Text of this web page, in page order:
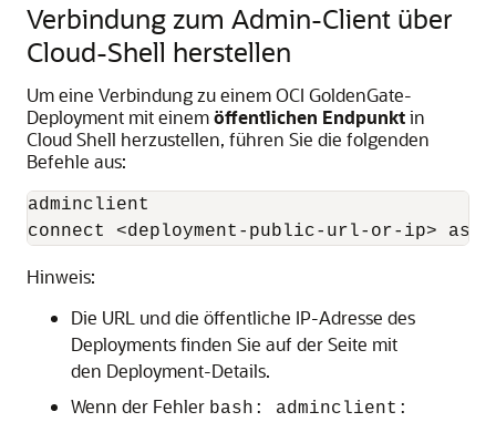
Verbindung zum Admin-Client über
Cloud-Shell herstellen
Um eine Verbindung zu einemOCI GoldenGate-
Deployment mit einemöffentlichen Endpunktin
Cloud Shell herzustellen, führen Sie die folgenden
Befehle aus:
adminclient
connect <deployment-public-url-or-ip> as
Hinweis:
Die URL und die öffentliche IP-Adresse des
Deployments finden Sie auf der Seite mit
den Deployment-Details.
Wenn der Fehler bash: adminclient: